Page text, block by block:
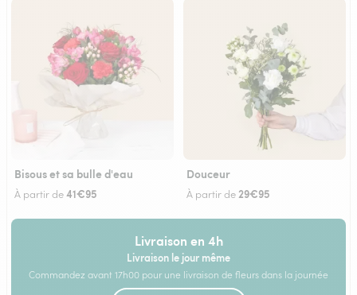
Bisous et sa bulle d'eau
À partir de41€95
Douceur
À partir de 29€95
Livraison en 4h
Livraison le jour même
Commandez avant 17h00 pour une livraison de fleurs dans la journée